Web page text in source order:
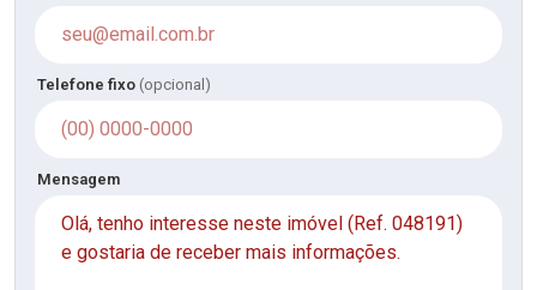
Telefone fixo (opcional)
Mensagem